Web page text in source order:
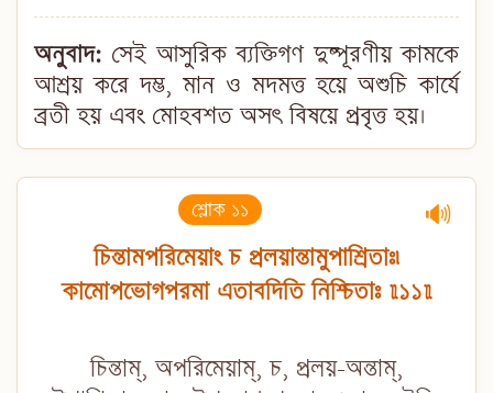
অনুবাদ: সেই আসুরিক ব্যক্তিগণ দুষ্পূরণীয় কামকে
আশ্রয় করে দম্ভ, মান ও মদমত্ত হয়ে অশুচি কার্যে
ব্রতী হয় এবং মোহবশত অসৎ বিষয়ে প্রবৃত্ত হয়।
শ্লোক ১১ 🔊
চিন্তামপরিমেয়াং চ প্রলয়ান্তামুপাশ্রিতাঃ৷
কামোপভোগপরমা এতাবদিতি নিশ্চিতাঃ ॥১১॥
চিন্তাম্, অপরিমেয়াম্, চ, প্রলয়-অন্তাম্,